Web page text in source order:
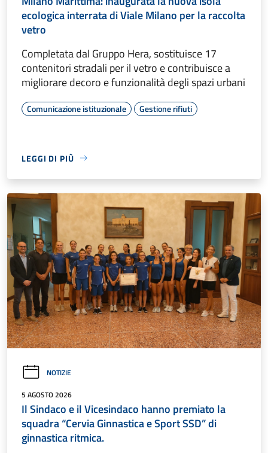
ecologica interrata di Viale Milano per la raccolta
vetro
Completata dal Gruppo Hera, sostituisce 17
contenitori stradali per il vetro e contribuisce a
migliorare decoro e funzionalità degli spazi urbani
Comunicazione istituzionale Gestione rifiuti
LEGGI DI PIÙ
NOTIZIE
5 AGOSTO 2026
Il Sindaco e il Vicesindaco hanno premiato la
squadra “Cervia Ginnastica e Sport SSD” di
ginnastica ritmica.